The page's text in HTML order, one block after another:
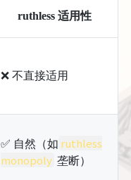
ruthless适用性
❌ 不直接适用
✅ 自然（如 ruthless
monopoly 垄断）